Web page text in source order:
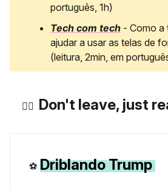
português, 1h)
Tech com tech - Como a
ajudar a usar as telas de
(leitura, 2min, em
🏃‍♀️ ️ Don't leave, just
⚽ Driblando Trump